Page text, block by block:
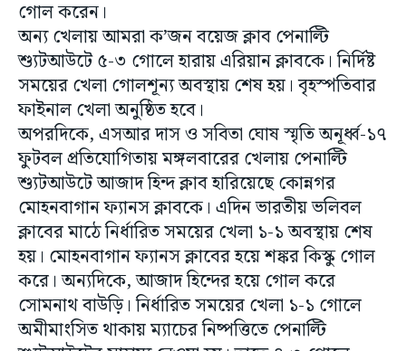
গোল করেন।
অন্য খেলায় আমরা ক’জন বয়েজ ক্লাব পেনাল্টি
শ্যুটআউটে ৫-৩ গোলে হারায় এরিয়ান ক্লাবকে। নির্দিষ্ট
সময়ের খেলা গোলশূন্য অবস্থায় শেষ হয়। বৃহস্পতিবার
ফাইনাল খেলা অনুষ্ঠিত হবে।
অপরদিকে, এসআর দাস ও সবিতা ঘোষ স্মৃতি অনূর্ধ্ব-১৭
ফুটবল প্রতিযোগিতায় মঙ্গলবারের খেলায় পেনাল্টি
শ্যুটআউটে আজাদ হিন্দ ক্লাব হারিয়েছে কোন্নগর
মোহনবাগান ফ্যানস ক্লাবকে। এদিন ভারতীয় ভলিবল
ক্লাবের মাঠে নির্ধারিত সময়ের খেলা ১-১ অবস্থায় শেষ
হয়। মোহনবাগান ফ্যানস ক্লাবের হয়ে শঙ্কর কিস্কু গোল
করে। অন্যদিকে, আজাদ হিন্দের হয়ে গোল করে
সোমনাথ বাউড়ি। নির্ধারিত সময়ের খেলা ১-১ গোলে
অমীমাংসিত থাকায় ম্যাচের নিষ্পত্তিতে পেনাল্টি